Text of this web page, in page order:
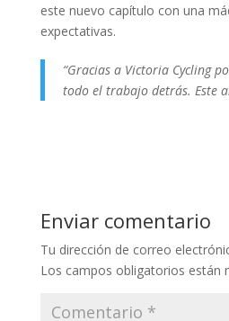
este nuevo capítulo con una
expectativas.
“Gracias a Victoria Cycling
todo el trabajo detrás. Este
Enviar comentario
Tu dirección de correo
Los campos obligatorios están